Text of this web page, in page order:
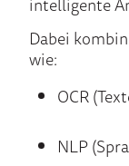
Dabei
wie:
OCR
NLP